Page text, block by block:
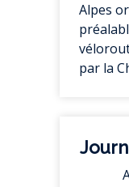
Alpes
par la